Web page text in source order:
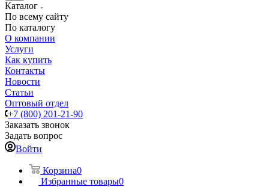
Каталог
По всему сайту
По каталогу
О компании
Услуги
Как купить
Контакты
Новости
Статьи
Оптовый отдел
+7 (800) 201-21-90
Заказать звонок
Задать вопрос
Войти
Корзина0
Избранные товары0